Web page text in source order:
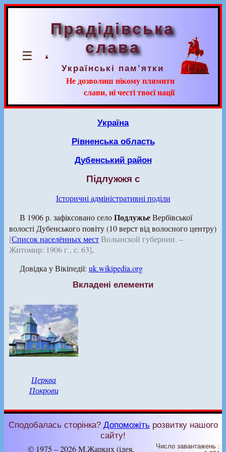
☰
Прадідівська
слава
Українські пам’ятки
Не дозволиш нікому плямити
слави, ні честі твоєї нації
Україна
Рівненська область
Дубенський район
Підлужжя с
Історичні адміністративні поділи
В 1906 р. зафіксовано селоПодлужьеВербівської
волості Дубенського повіту (10 верст від волосного центру)
[Список населённых местВолынской губернии. –
Житомир: 1906 г., с. 63].
Довідка у Вікіпедії: uk.wikipedia.org
Вкладені елементи
Церква
Покрови
Сподобалась сторінка? Допоможіть розвитку нашого
сайту!
© 1975 – 2026 М.Жарких (ідея,
Число завантажень :